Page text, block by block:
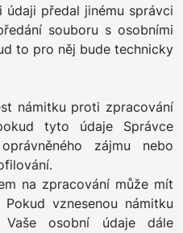
údaji předal jinému správci
souboru s osobními
to pro něj bude technicky
námitku proti zpracování
tyto údaje Správce
zájmu nebo
zpracování může mít
vznesenou námitku
osobní údaje dále